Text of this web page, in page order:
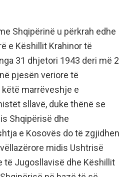
Shqipërinë u përkrah edhe
e Këshillit Krahinor të
31 dhjetori 1943 deri më 2
pjesën veriore të
marrëveshje e
sllavë, duke thënë se
Shqipërisë dhe
e Kosovës do të zgjidhen
midis Ushtrisë
të Jugosllavisë dhe Këshillit